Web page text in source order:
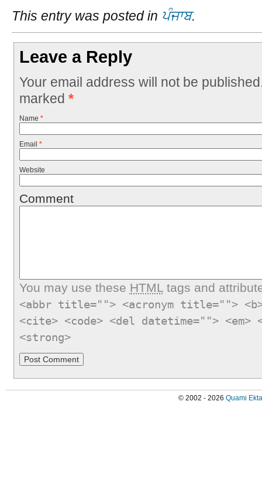
This entry was posted in ਪੰਜਾਬ.
Leave a Reply
Your email address will not be
marked *
Name *
Email *
Website
Comment
You may use these HTMLtags and
<abbr title=""> <acronym title="">
<cite> <code> <del datetime="">
<strong>
© 2002 - 2026 Quami